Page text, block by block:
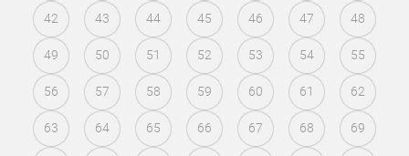
42 43 44 45 46 47 48
49 50 51 52 53 54 55
56 57 58 59 60 61 62
63 64 65 66 67 68 69